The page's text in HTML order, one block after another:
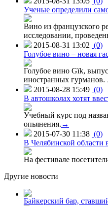
Ученые определили
Вино из французского
исследовании,
2015-08-31 13:02 (0)
Голубое вино – новая
Голубое вино Gïk,
иностранных
2015-08-28 15:49 (0)
В автошколах хотят
Учебный курс под
опьянения. →
2015-07-30 11:38 (0)
В Челябинской области
На фестивале
Другие новости
Байкерский бар,